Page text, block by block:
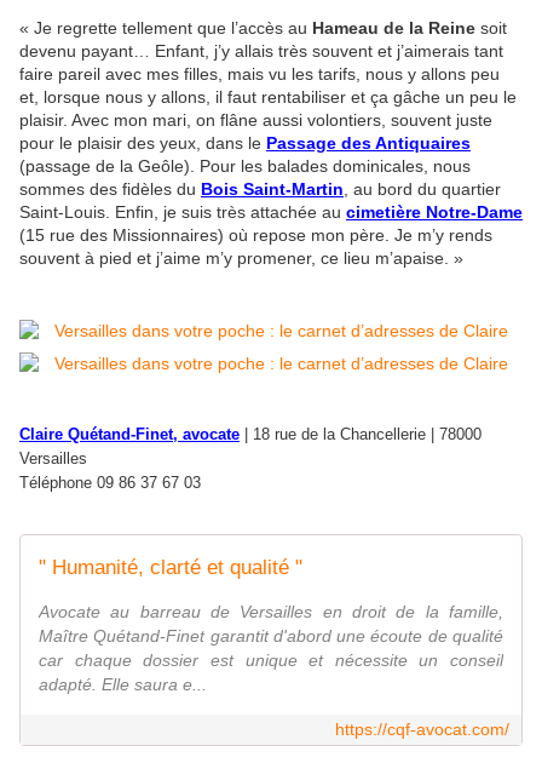
« Je regrette tellement que l’accès au Hameau de la Reine soit
devenu payant… Enfant, j’y allais très souvent et j’aimerais tant
faire pareil avec mes filles, mais vu les tarifs, nous y allons peu
et, lorsque nous y allons, il faut rentabiliser et ça gâche un peu le
plaisir. Avec mon mari, on flâne aussi volontiers, souvent juste
pour le plaisir des yeux, dans le Passage des Antiquaires
(passage de la Geôle). Pour les balades dominicales, nous
sommes des fidèles du Bois Saint-Martin , au bord du quartier
Saint-Louis. Enfin, je suis très attachée au cimetière Notre-Dame
(15 rue des Missionnaires) où repose mon père. Je m’y rends
souvent à pied et j’aime m’y promener, ce lieu m’apaise. »
Claire Quétand-Finet, avocate | 18 rue de la Chancellerie | 78000
Versailles
Téléphone 09 86 37 67 03
" Humanité, clarté et qualité "
Avocate au barreau de Versailles en droit de la famille,
Maître Quétand-Finet garantit d'abord une écoute de qualité
car chaque dossier est unique et nécessite un conseil
adapté. Elle saura e...
https://cqf-avocat.com/